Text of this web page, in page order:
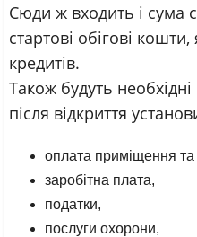
Сюди ж входить і сума
стартові обігові
кредитів.
Також будуть
після відкриття
оплата приміщення та
заробітна плата,
податки,
послуги охорони,